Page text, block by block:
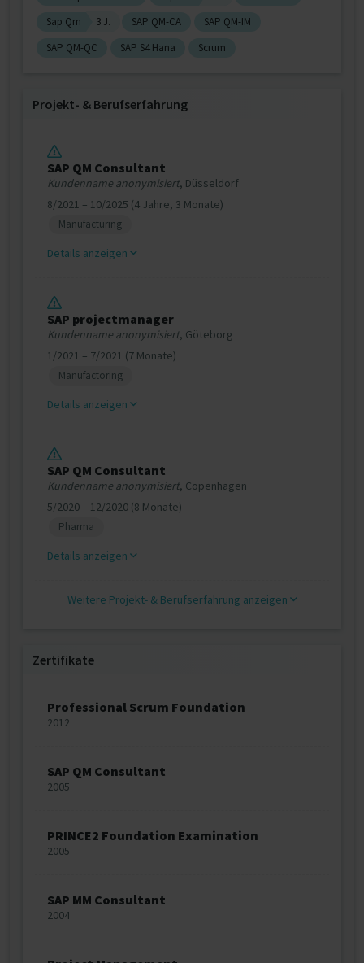
Sap Qm
3 J. SAP QM-CA
SAP QM-IM
SAP QM-QC
SAP S4 Hana Scrum
Projekt‐ & Berufserfahrung
SAP QM Consultant
Kundenname anonymisiert, Düsseldorf
8/2021 – 10/2025 (4 Jahre, 3 Monate)
Manufacturing
Details anzeigen
SAP projectmanager
Kundenname anonymisiert, Göteborg
1/2021 – 7/2021 (7 Monate)
Manufactoring
Details anzeigen
SAP QM Consultant
Kundenname anonymisiert, Copenhagen
5/2020 – 12/2020 (8 Monate)
Pharma
Details anzeigen
Weitere Projekt‐ & Berufserfahrung anzeigen
Zertifikate
Professional Scrum Foundation
2012
SAP QM Consultant
2005
PRINCE2 Foundation Examination
2005
SAP MM Consultant
2004